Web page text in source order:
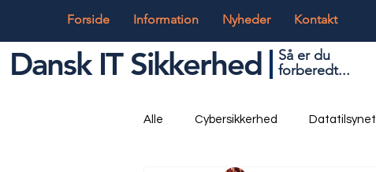
Forside Information Nyheder Kontakt
Dansk IT Sikkerhed
Så er du
forberedt...
Alle Cybersikkerhed Datatilsynet